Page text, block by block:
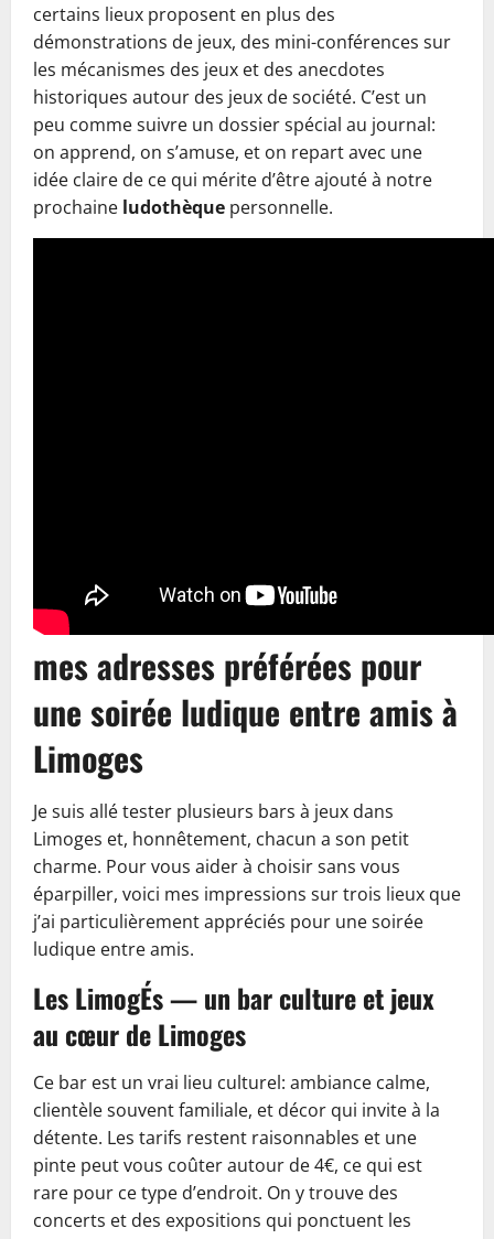
certains lieux proposent en plus des
démonstrations de jeux, des mini-conférences sur
les mécanismes des jeux et des anecdotes
historiques autour des jeux de société. C’est un
peu comme suivre un dossier spécial au journal:
on apprend, on s’amuse, et on repart avec une
idée claire de ce qui mérite d’être ajouté à notre
prochaine ludothèque personnelle.
mes adresses préférées pour
une soirée ludique entre amis à
Limoges
Je suis allé tester plusieurs bars à jeux dans
Limoges et, honnêtement, chacun a son petit
charme. Pour vous aider à choisir sans vous
éparpiller, voici mes impressions sur trois lieux que
j’ai particulièrement appréciés pour une soirée
ludique entre amis.
Les LimogÉs — un bar culture et jeux
au cœur de Limoges
Ce bar est un vrai lieu culturel: ambiance calme,
clientèle souvent familiale, et décor qui invite à la
détente. Les tarifs restent raisonnables et une
pinte peut vous coûter autour de 4€, ce qui est
rare pour ce type d’endroit. On y trouve des
concerts et des expositions qui ponctuent les